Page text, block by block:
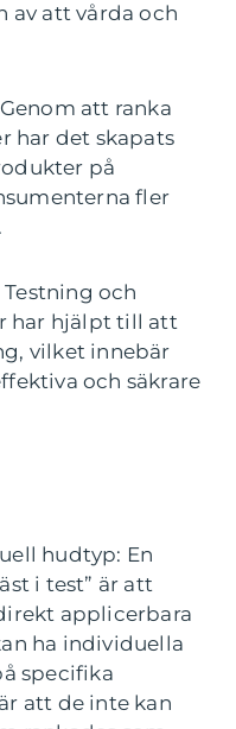
av att vårda och
att ranka
har det skapats
på
fler
och
har hjälpt till att
vilket innebär
och säkrare
hudtyp: En
i test” är att
applicerbara
ha individuella
specifika
att de inte kan